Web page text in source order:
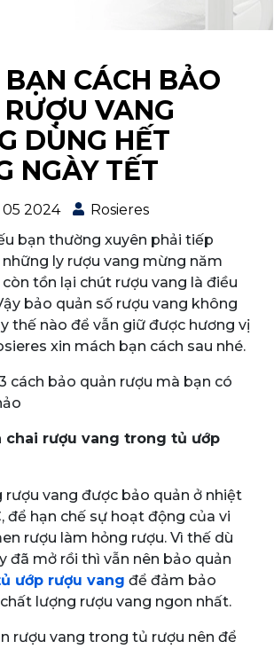
CÁCH BẢO
VANG
DÙNG HẾT
NGÀY TẾT
2024
Rosieres
bạn thường xuyên phải tiếp
ly rượu vang mừng năm
tồn lại chút rượu vang là điều
bảo quản số rượu vang không
thế nào để vẫn giữ được hương vị
xin mách bạn cách sau nhé.
cách bảo quản rượu mà bạn có
chai rượu vang trong tủ ướp
rượu vang được bảo quản ở nhiệt
để hạn chế sự hoạt động của vi
rượu làm hỏng rượu. Vì thế dù
đã mở rồi thì vẫn nên bảo quản
ướp rượu vang để đảm bảo
lượng rượu vang ngon nhất.
rượu vang trong tủ rượu nên để